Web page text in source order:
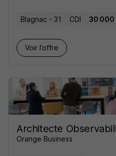
Blagnac - 31 CDI 30 000
Voir l’offre
Architecte
Orange Business